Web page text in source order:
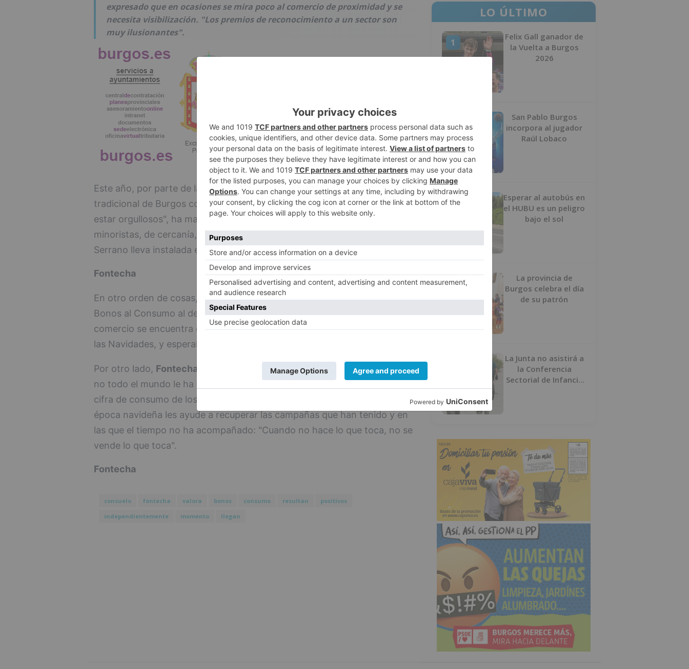
expresado que en ocasiones se mira poco al comercio de proximidad y se
necesita visibilización. "Los premios de reconocimiento a un sector son
muy ilusionantes".
Este año, por parte de la FEC se reconoce a Serrano, un comercio
tradicional de Burgos con muchos años de trayectoria. "Tenemos que
estar orgullosos", ha manifestadoFontecha, pues los comercios
minoristas, de cercanía, familiares, no suelen durar tanto tiempo, y
Serrano lleva instalada en la ciudad 81 años.
Fontecha
En otro orden de cosas, la presidenta de la Federación se ha referido a los
Bonos al Consumo al decir que no llegan en el momento preciso, ya que el
comercio se encuentra dinamizado desde el Black Friday hasta el final de
las Navidades, y esperaba que hubieran llegado antes de esas fechas.
Por otro lado, Fontecha
ha lamentado que en el comercio de la ciudad a
no todo el mundo le ha ido igual, ya que algunos no han recuperado la
cifra de consumo de los años anteriores a la pandemia. Confía en que la
época navideña les ayude a recuperar las campañas que han tenido y en
las que el tiempo no ha acompañado: "Cuando no hace lo que toca, no se
vende lo que toca".
Fontecha
consuelo fontecha valora bonos consumo resultan
positivos
independientemente
momento llegan
LO ÚLTIMO
1
Felix Gall ganador de
la Vuelta a Burgos
2026
2
San Pablo Burgos
incorpora al jugador
Raúl Lobaco
3
Esperar al autobús en
el HUBU es un peligro
bajo el sol
4
La provincia de
Burgos celebra el día
de su patrón
La Junta no asistirá a
la Conferencia
Sectorial de Infancia